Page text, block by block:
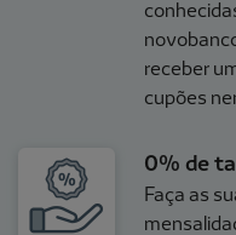
receber
cupões
0% de
Faça as